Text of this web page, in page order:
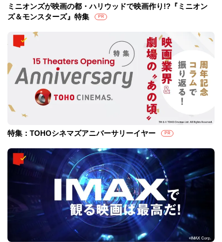
ミニオンズが映画の都・ハリウッドで映画作り!?『ミニオン
ズ＆モンスターズ』特集
PR
特集：TOHOシネマズアニバーサリーイヤー PR